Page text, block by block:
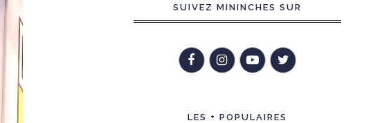
SUIVEZ MININCHES SUR
LES + POPULAIRES